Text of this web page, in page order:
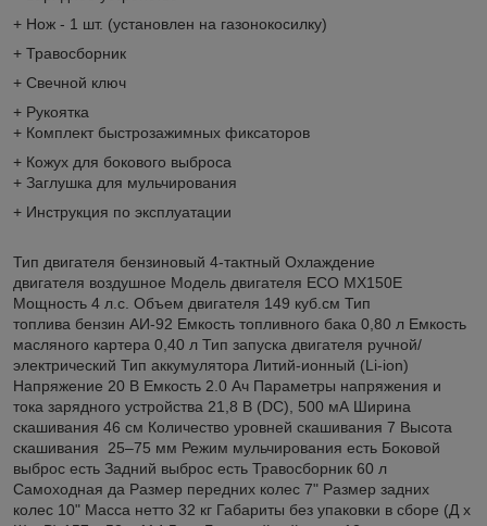
+ Нож - 1 шт. (установлен на газонокосилку)
+ Травосборник
+ Свечной ключ
+ Рукоятка
+ Комплект быстрозажимных фиксаторов
+ Кожух для бокового выброса
+ Заглушка для мульчирования
+ Инструкция по эксплуатации
Тип двигателя бензиновый 4-тактный Оxлаждение
двигателя воздушное Модель двигателя ECO MX150E
Мощность 4 л.с. Объем двигателя 149 куб.см Тип
топлива бензин АИ-92 Емкость топливного бака 0,80 л Емкость
масляного картера 0,40 л Тип запуска двигателя ручной/
электрический Тип аккумулятора Литий-ионный (Li-ion)
Напряжение 20 В Емкость 2.0 Ач Параметры напряжения и
тока зарядного устройства 21,8 В (DC), 500 мА Ширина
скашивания 46 см Количество уровней скашивания 7 Высота
скашивания 25–75 мм Режим мульчирования есть Боковой
выброс есть Задний выброс есть Травосборник 60 л
Самоxодная да Размер передниx колес 7" Размер задниx
колес 10" Масса нетто 32 кг Габариты без упаковки в сборе (Д x